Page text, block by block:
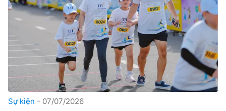
Sự kiện 07/07/2026